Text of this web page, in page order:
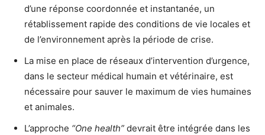
d’une réponse coordonnée et instantanée, un
rétablissement rapide des conditions de vie locales et
de l’environnement après la période de crise.
La mise en place de réseaux d’intervention d’urgence,
dans le secteur médical humain et vétérinaire, est
nécessaire pour sauver le maximum de vies humaines
et animales.
L’approche “One health” devrait être intégrée dans les